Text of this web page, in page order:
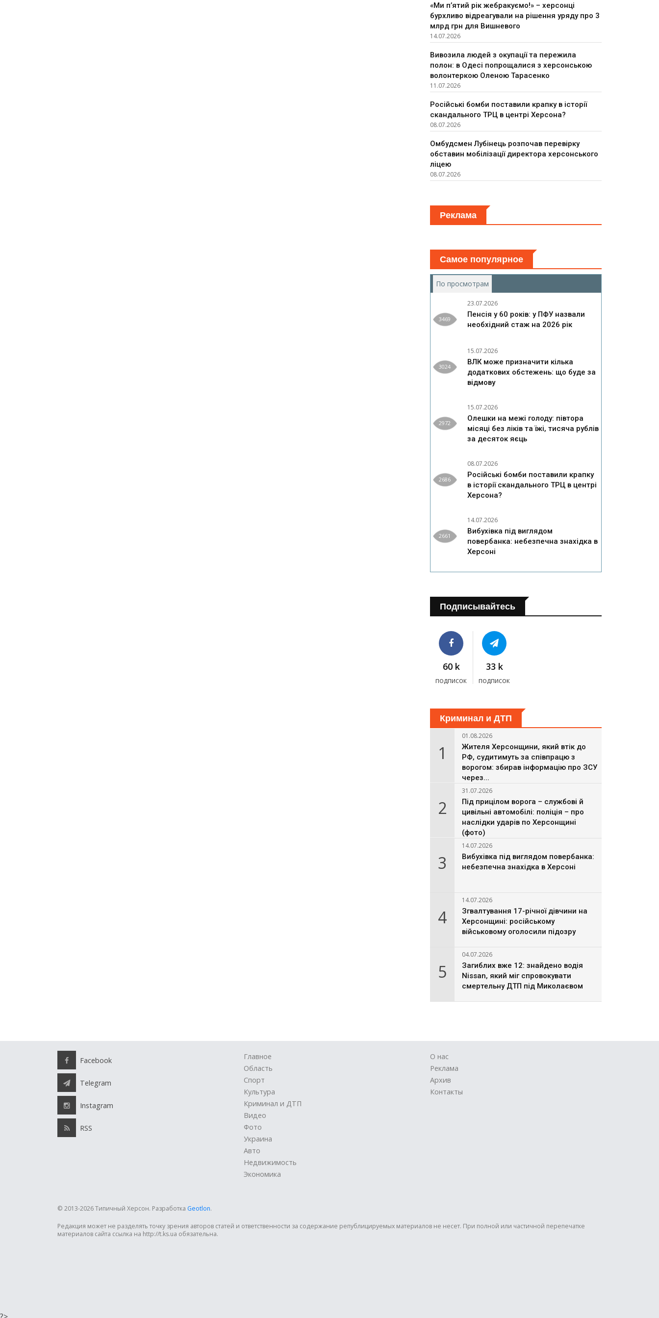
«Ми п’ятий рік жебракуємо!» – херсонці
бурхливо відреагували на рішення уряду про 3
млрд грн для Вишневого
14.07.2026
Вивозила людей з окупації та пережила
полон: в Одесі попрощалися з херсонською
волонтеркою Оленою Тарасенко
11.07.2026
Російські бомби поставили крапку в історії
скандального ТРЦ в центрі Херсона?
08.07.2026
Омбудсмен Лубінець розпочав перевірку
обставин мобілізації директора херсонського
ліцею
08.07.2026
Реклама
Самое популярное
По просмотрам
3469
23.07.2026
Пенсія у 60 років: у ПФУ назвали
необхідний стаж на 2026 рік
3024
15.07.2026
ВЛК може призначити кілька
додаткових обстежень: що буде за
відмову
2972
15.07.2026
Олешки на межі голоду: півтора
місяці без ліків та їжі, тисяча рублів
за десяток яєць
2686
08.07.2026
Російські бомби поставили крапку
в історії скандального ТРЦ в центрі
Херсона?
2661
14.07.2026
Вибухівка під виглядом
повербанка: небезпечна знахідка в
Херсоні
Подписывайтесь
60 k
подписок
33 k
подписок
Криминал и ДТП
1
01.08.2026
Жителя Херсонщини, який втік до
РФ, судитимуть за співпрацю з
ворогом: збирав інформацію про ЗСУ
через...
2
31.07.2026
Під прицілом ворога – службові й
цивільні автомобілі: поліція – про
наслідки ударів по Херсонщині
(фото)
3
14.07.2026
Вибухівка під виглядом повербанка:
небезпечна знахідка в Херсоні
4
14.07.2026
Згвалтування 17-річної дівчини на
Херсонщині: російському
військовому оголосили підозру
5
04.07.2026
Загиблих вже 12: знайдено водія
Nissan, який міг спровокувати
смертельну ДТП під Миколаєвом
Facebook
Telegram
Instagram
RSS
Главное
Область
Спорт
Культура
Криминал и ДТП
Видео
Фото
Украина
Авто
Недвижимость
Экономика
О нас
Реклама
Архив
Контакты
© 2013-2026 Типичный Херсон. Разработка Geotlon.
Редакция может не разделять точку зрения авторов статей и ответственности за содержание републицируемых материалов не несет. При полной или частичной перепечатке
материалов сайта ссылка на http://t.ks.ua обязательна.